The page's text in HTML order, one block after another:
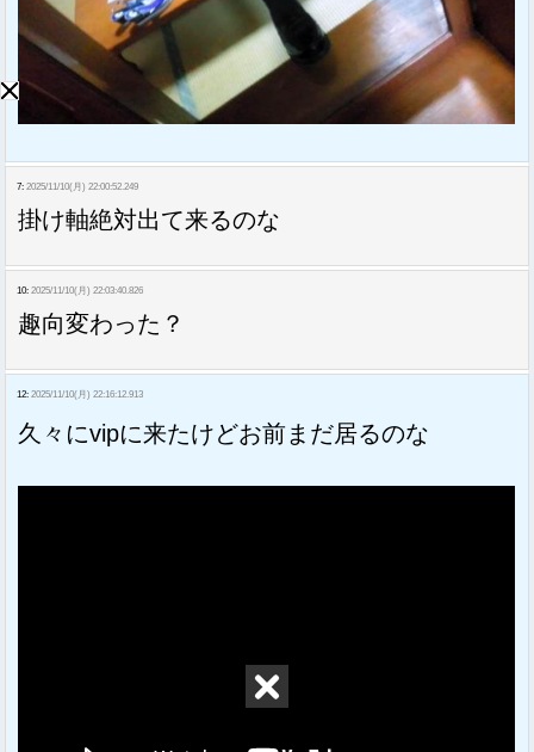
7: 2025/11/10(月) 22:00:52.249
掛け軸絶対出て来るのな
10: 2025/11/10(月) 22:03:40.826
趣向変わった？
12: 2025/11/10(月) 22:16:12.913
久々にvipに来たけどお前まだ居るのな